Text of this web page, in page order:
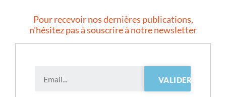
Pour recevoir nos dernières publications,
n'hésitez pas à souscrire à notre newsletter